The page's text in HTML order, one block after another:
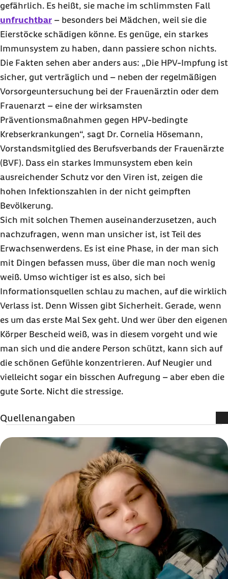
gefährlich. Es heißt, sie mache im schlimmsten Fall
unfruchtbar – besonders bei Mädchen, weil sie die
Eierstöcke schädigen könne. Es genüge, ein starkes
Immunsystem zu haben, dann passiere schon nichts.
Die Fakten sehen aber anders aus: „Die HPV-Impfung ist
sicher, gut verträglich und – neben der regelmäßigen
Vorsorgeuntersuchung bei der Frauenärztin oder dem
Frauenarzt – eine der wirksamsten
Präventionsmaßnahmen gegen HPV-bedingte
Krebserkrankungen“, sagt Dr. Cornelia Hösemann,
Vorstandsmitglied des Berufsverbands der Frauenärzte
(BVF). Dass ein starkes Immunsystem eben kein
ausreichender Schutz vor den Viren ist, zeigen die
hohen Infektionszahlen in der nicht geimpften
Bevölkerung.
Sich mit solchen Themen auseinanderzusetzen, auch
nachzufragen, wenn man unsicher ist, ist Teil des
Erwachsenwerdens. Es ist eine Phase, in der man sich
mit Dingen befassen muss, über die man noch wenig
weiß. Umso wichtiger ist es also, sich bei
Informationsquellen schlau zu machen, auf die wirklich
Verlass ist. Denn Wissen gibt Sicherheit. Gerade, wenn
es um das erste Mal Sex geht. Und wer über den eigenen
Körper Bescheid weiß, was in diesem vorgeht und wie
man sich und die andere Person schützt, kann sich auf
die schönen Gefühle konzentrieren. Auf Neugier und
vielleicht sogar ein bisschen Aufregung – aber eben die
gute Sorte. Nicht die stressige.
Quellenangaben
Nationale Lenkungsgruppe Impfen (Abruf vom
03.06.2025):HPV - Infektionen und assoziierte
Erkrankungen
RKI (Abruf vom 03.06.2025):Warum sollte gegen
HPV geimpft werden?
Bundesinstitut für Öffentliche Gesundheit (Abruf
vom Abruf vom 03.06.20254): Welt-HPV-Tag: Diese
Impfung kann vor Krebs schützen